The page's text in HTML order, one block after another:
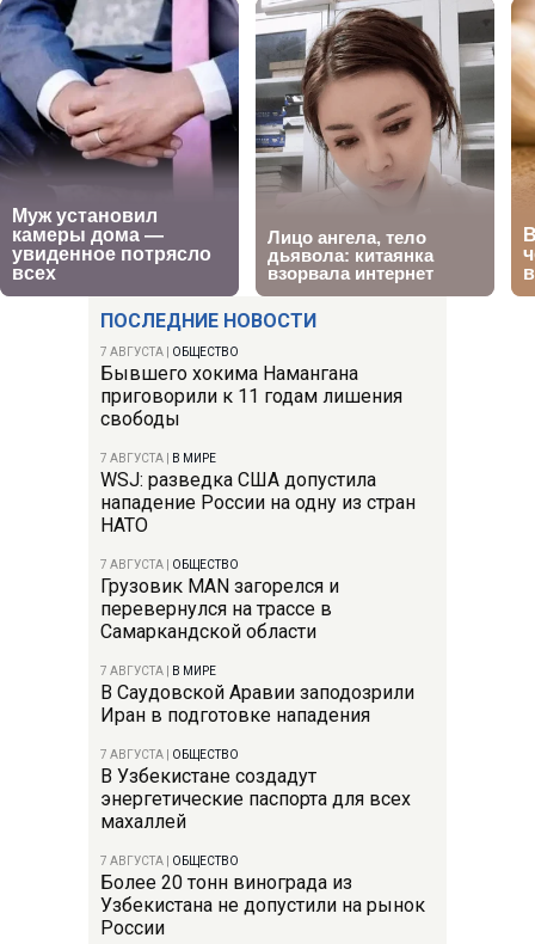
ПОСЛЕДНИЕ НОВОСТИ
7 АВГУСТА ОБЩЕСТВО
Бывшего хокима Намангана
приговорили к 11 годам лишения
свободы
7 АВГУСТА В МИРЕ
WSJ: разведка США допустила
нападение России на одну из стран
НАТО
7 АВГУСТА ОБЩЕСТВО
Грузовик MAN загорелся и
перевернулся на трассе в
Самаркандской области
7 АВГУСТА В МИРЕ
В Саудовской Аравии заподозрили
Иран в подготовке нападения
7 АВГУСТА ОБЩЕСТВО
В Узбекистане создадут
энергетические паспорта для всех
махаллей
7 АВГУСТА ОБЩЕСТВО
Более 20 тонн винограда из
Узбекистана не допустили на рынок
России